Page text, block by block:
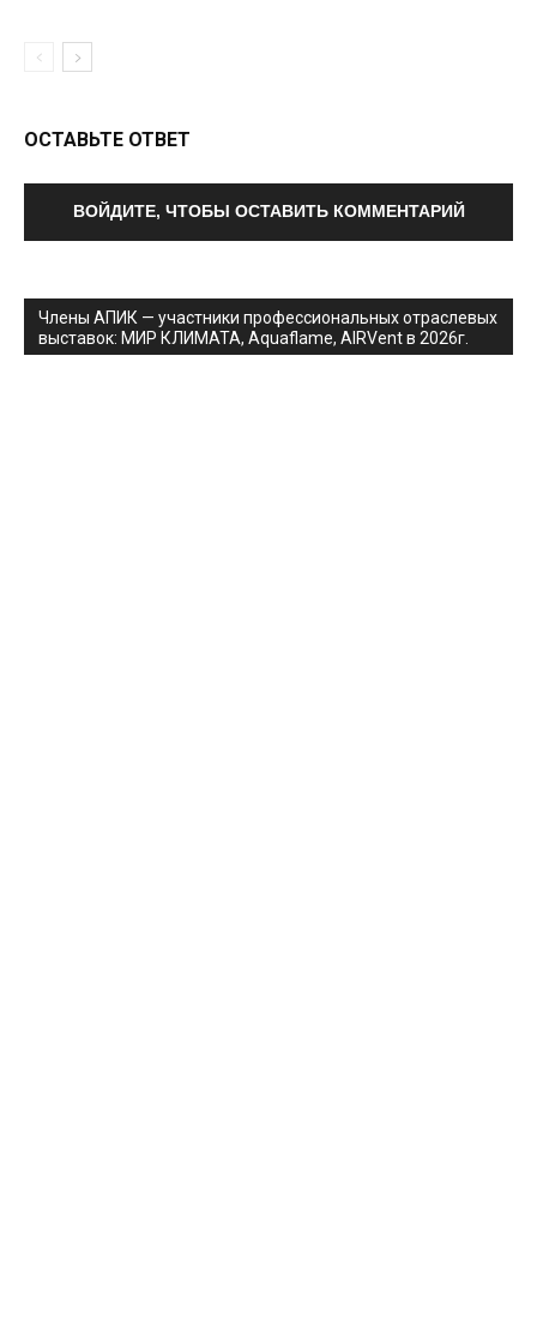
ОСТАВЬТЕ ОТВЕТ
ВОЙДИТЕ, ЧТОБЫ ОСТАВИТЬ КОММЕНТАРИЙ
Члены АПИК — участники профессиональных отраслевых
выставок: МИР КЛИМАТА, Aquaflame, AIRVent в 2026г.